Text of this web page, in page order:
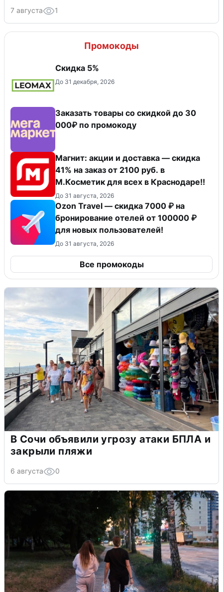
7 августа 1
Промокоды
Скидка 5%
До 31 декабря, 2026
Заказать товары со скидкой до 30
000₽ по промокоду
Магнит: акции и доставка — скидка
41% на заказ от 2100 руб. в
М.Косметик для всех в Краснодаре!!
До 31 августа, 2026
Ozon Travel — скидка 7000 ₽ на
бронирование отелей от 100000 ₽
для новых пользователей!
До 31 августа, 2026
Все промокоды
В Сочи объявили угрозу атаки БПЛА и
закрыли пляжи
6 августа 0